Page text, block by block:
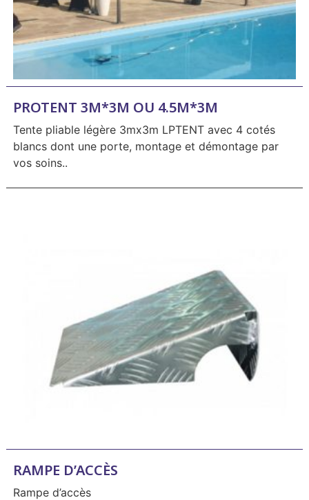
PROTENT 3M*3M OU 4.5M*3M
Tente pliable légère 3mx3m LPTENT avec 4 cotés
blancs dont une porte, montage et démontage par
vos soins..
RAMPE D’ACCÈS
Rampe d’accès